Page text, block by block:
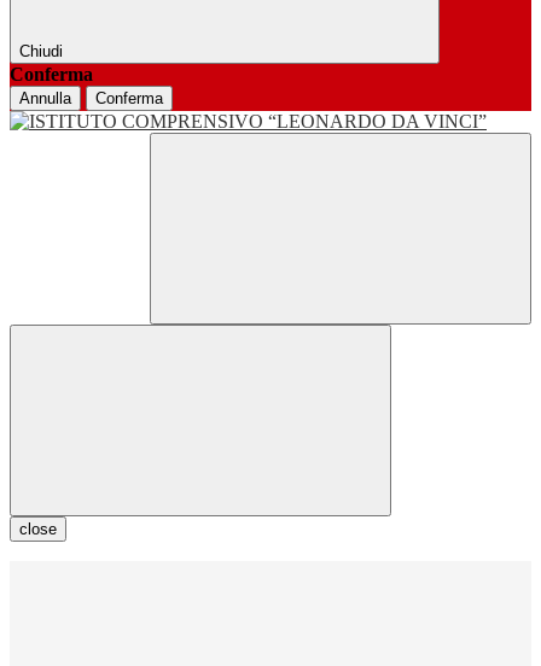
Chiudi
Conferma
Annulla Conferma
close